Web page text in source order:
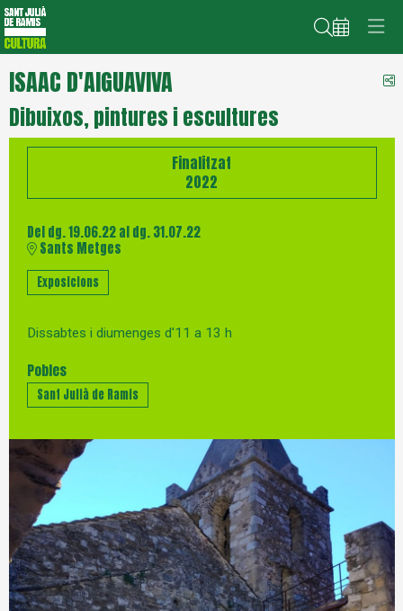
Cerca
ISAAC D'AIGUAVIVA
Dibuixos, pintures i escultures
Finalitzat
2022
Del dg. 19.06.22al dg. 31.07.22
Sants Metges
Exposicions
Dissabtes i diumenges d'11 a 13 h
Pobles
Sant Julià de Ramis